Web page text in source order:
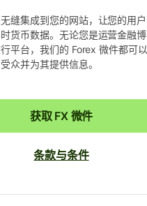
缝集成到您的网站，让您的用
货币数据。无论您是运营金融
平台，我们的 Forex 微件都可
众并为其提供信息。
获取 FX 微件
条款与条件